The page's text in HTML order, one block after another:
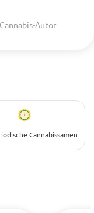
Autor
Cannabissamen